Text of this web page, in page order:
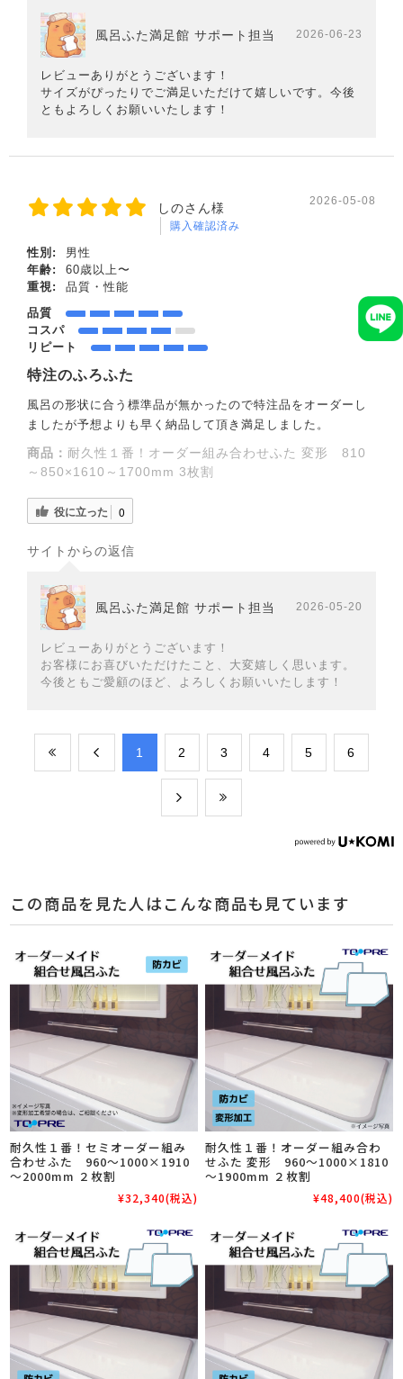
風呂ふた満足館 サポート担当 2026-06-23
レビューありがとうございます！
サイズがぴったりでご満足いただけて嬉しいです。今後
ともよろしくお願いいたします！
しのさん様
購入確認済み
2026-05-08
性別:
男性
年齢:
60歳以上〜
重視:
品質・性能
品質
コスパ
リピート
特注のふろふた
風呂の形状に合う標準品が無かったので特注品をオーダーし
ましたが予想よりも早く納品して頂き満足しました。
商品： 耐久性１番！オーダー組み合わせふた 変形 810
～850×1610～1700mm 3枚割
役に立った 0
サイトからの返信
風呂ふた満足館 サポート担当 2026-05-20
レビューありがとうございます！
お客様にお喜びいただけたこと、大変嬉しく思います。
今後ともご愛顧のほど、よろしくお願いいたします！
​1 ​2 ​3 ​4 ​5 ​6
この商品を見た人はこんな商品も見ています
耐久性１番！セミオーダー組み
合わせふた 960～1000×1910
～2000mm ２枚割
¥32,340(税込)
耐久性１番！オーダー組み合わ
せふた 変形 960～1000×1810
～1900mm ２枚割
¥48,400(税込)